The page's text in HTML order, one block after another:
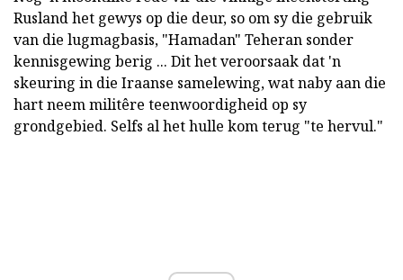
Rusland het gewys op die deur, so om sy die gebruik
van die lugmagbasis, "Hamadan" Teheran sonder
kennisgewing berig ... Dit het veroorsaak dat 'n
skeuring in die Iraanse samelewing, wat naby aan die
hart neem militêre teenwoordigheid op sy
grondgebied. Selfs al het hulle kom terug "te hervul."